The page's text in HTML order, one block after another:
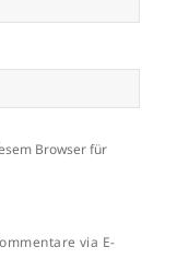
Browser für
via E-